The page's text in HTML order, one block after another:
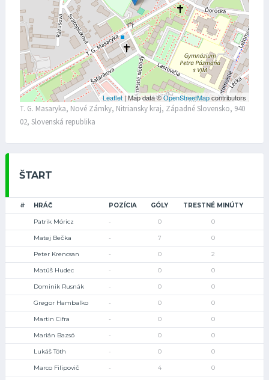
Leaflet| Map data ©OpenStreetMapcontributors
T. G. Masaryka, Nové Zámky, Nitriansky kraj, Západné Slovensko, 940
02, Slovenská republika
ŠTART
# HRÁČ POZÍCIA GÓLY TRESTNÉ MINÚTY
Patrik Móricz - 0 0
Matej Bečka - 7 0
Peter Krencsan - 0 2
Matúš Hudec - 0 0
Dominik Rusnák - 0 0
Gregor Hambalko - 0 0
Martin Cifra - 0 0
Marián Bazsó - 0 0
Lukáš Tóth - 0 0
Marco Filipovič - 4 0